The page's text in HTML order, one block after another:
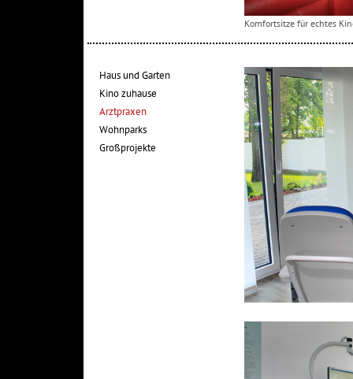
Komfortsitze für echtes
Haus und Garten
Kino zuhause
Arztpraxen
Wohnparks
Großprojekte